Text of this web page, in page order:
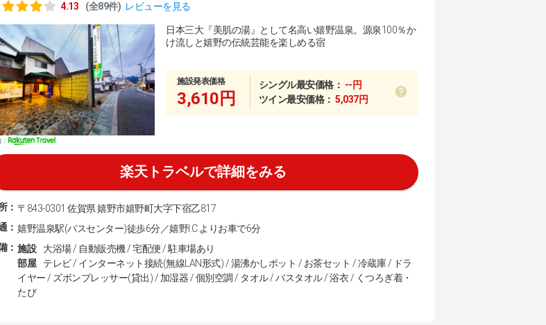
4.13 (全89件) レビューを見る
日本三大『美肌の湯』として名高い嬉野温泉。源泉100％か
け流しと嬉野の伝統芸能を楽しめる宿
施設発表価格
3,610円
シングル最安価格： --円
ツイン最安価格：5,037円
楽天トラベルで詳細をみる
： 〒843-0301 佐賀県 嬉野市嬉野町大字下宿乙817
： 嬉野温泉駅(バスセンター)徒歩6分／嬉野I.C.よりお車で6分
： 施設
大浴場 / 自動販売機 / 宅配便 / 駐車場あり
部屋
テレビ / インターネット接続(無線LAN形式) / 湯沸かしポット / お茶セット / 冷蔵庫 / ドラ
イヤー / ズボンプレッサー(貸出) / 加湿器 / 個別空調 / タオル / バスタオル / 浴衣 / くつろぎ着・
たび